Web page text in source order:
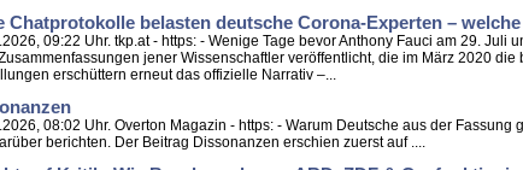
Chatprotokolle belasten deutsche Corona-Experten –
09:22 Uhr. tkp.at - https: - Wenige Tage bevor Anthony Fauci am 29.
jener Wissenschaftler veröffentlicht, die im März 2020
erschüttern erneut das offizielle Narrativ –...
08:02 Uhr. Overton Magazin - https: - Warum Deutsche aus der
berichten. Der Beitrag Dissonanzen erschien zuerst auf ....